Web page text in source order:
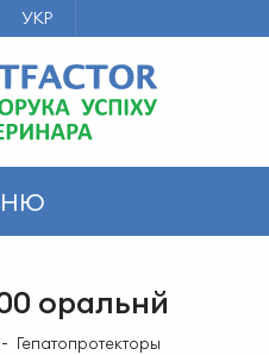
УКР
оральнй
Гепатопротекторы